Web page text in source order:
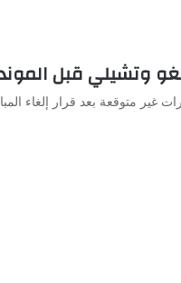
وتشيلي قبل
2026 شهدت تطورات غير متوقعة بعد قرار